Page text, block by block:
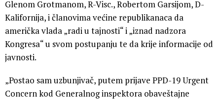
Glenom Grotmanom, R-Visc., Robertom Garsijom, D-
Kalifornija, i članovima većine republikanaca da
američka vlada „radi u tajnosti“ i „iznad nadzora
Kongresa“ u svom postupanju te da krije informacije od
javnosti.
„Postao sam uzbunjivač, putem prijave PPD-19 Urgent
Concern kod Generalnog inspektora obaveštajne